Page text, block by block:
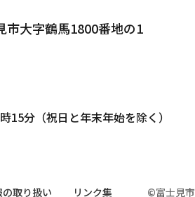
市大字鶴馬1800番地の1
15分（祝日と年末年始を除く）
取り扱い リンク集 ©富士見市